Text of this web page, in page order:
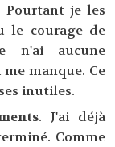
Pourtant je les
le courage de
n'ai aucune
manque. Ce
inutiles.
. J'ai déjà
Comme